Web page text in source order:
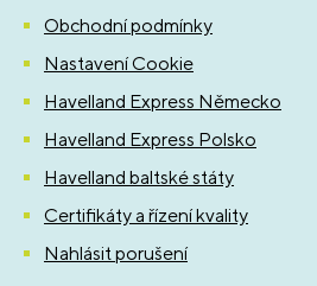
Obchodní podmínky
Nastavení Cookie
Havelland Express Německo
Havelland Express Polsko
Havelland baltské státy
Certifikáty a řízení kvality
Nahlásit porušení